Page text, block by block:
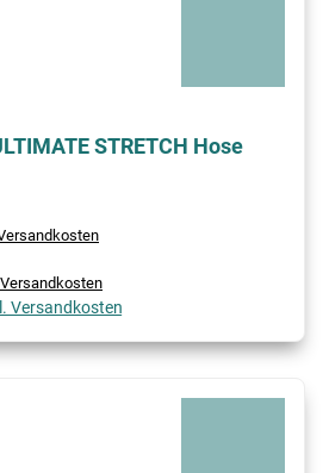
STRETCH Hose
Versandkosten